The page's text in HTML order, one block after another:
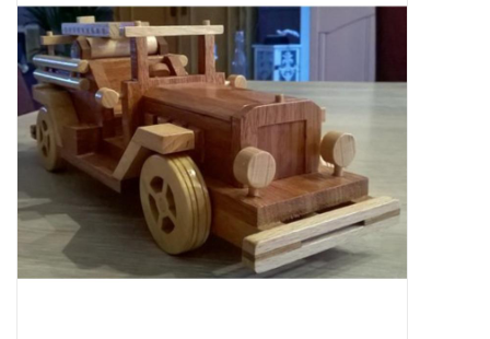
Tijdschriften
Nieuwe tekeningen
NIEUWE TIJDSCHRIFTEN
ABONNEMENT DE
MODELBOUWER